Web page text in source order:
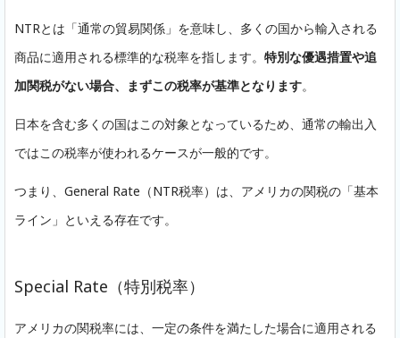
NTRとは「通常の貿易関係」を意味し、多くの国から輸入される
商品に適用される標準的な税率を指します。 特別な優遇措置や追
加関税がない場合、まずこの税率が基準となります。
日本を含む多くの国はこの対象となっているため、通常の輸出入
ではこの税率が使われるケースが一般的です。
つまり、General Rate（NTR税率）は、アメリカの関税の「基本
ライン」といえる存在です。
Special Rate（特別税率）
アメリカの関税率には、一定の条件を満たした場合に適用される